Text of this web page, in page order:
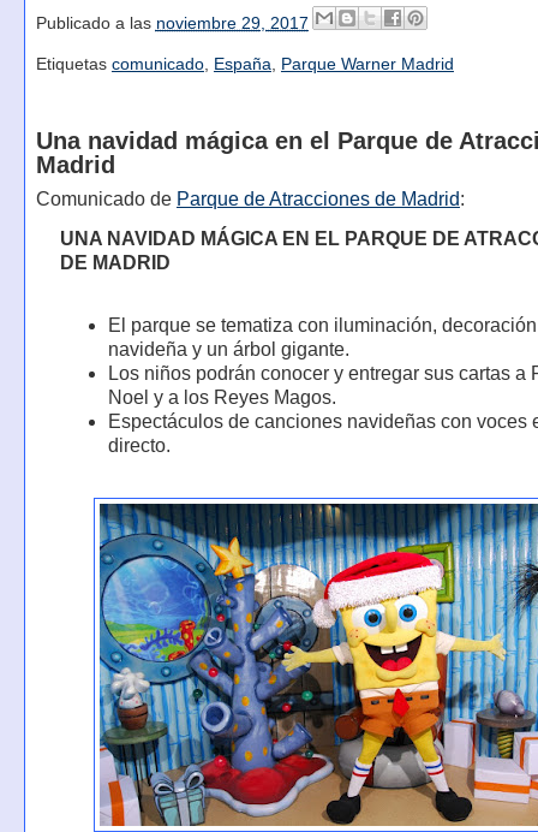
Publicado a las noviembre 29, 2017
Etiquetas comunicado, España Parque Warner Madrid
Una navidad mágica en el Parque de
Madrid
Comunicado de Parque de Atracciones de Madrid:
UNA NAVIDAD MÁGICA EN EL PARQUE DE
DE MADRID
El parque se tematiza con iluminación, decoración
navideña y un árbol gigante.
Los niños podrán conocer y entregar sus cartas a
Noel y a los Reyes Magos.
Espectáculos de canciones navideñas con voces
directo.